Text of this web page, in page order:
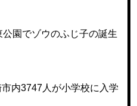
園でゾウのふじ子の誕生
内3747人が小学校に入学